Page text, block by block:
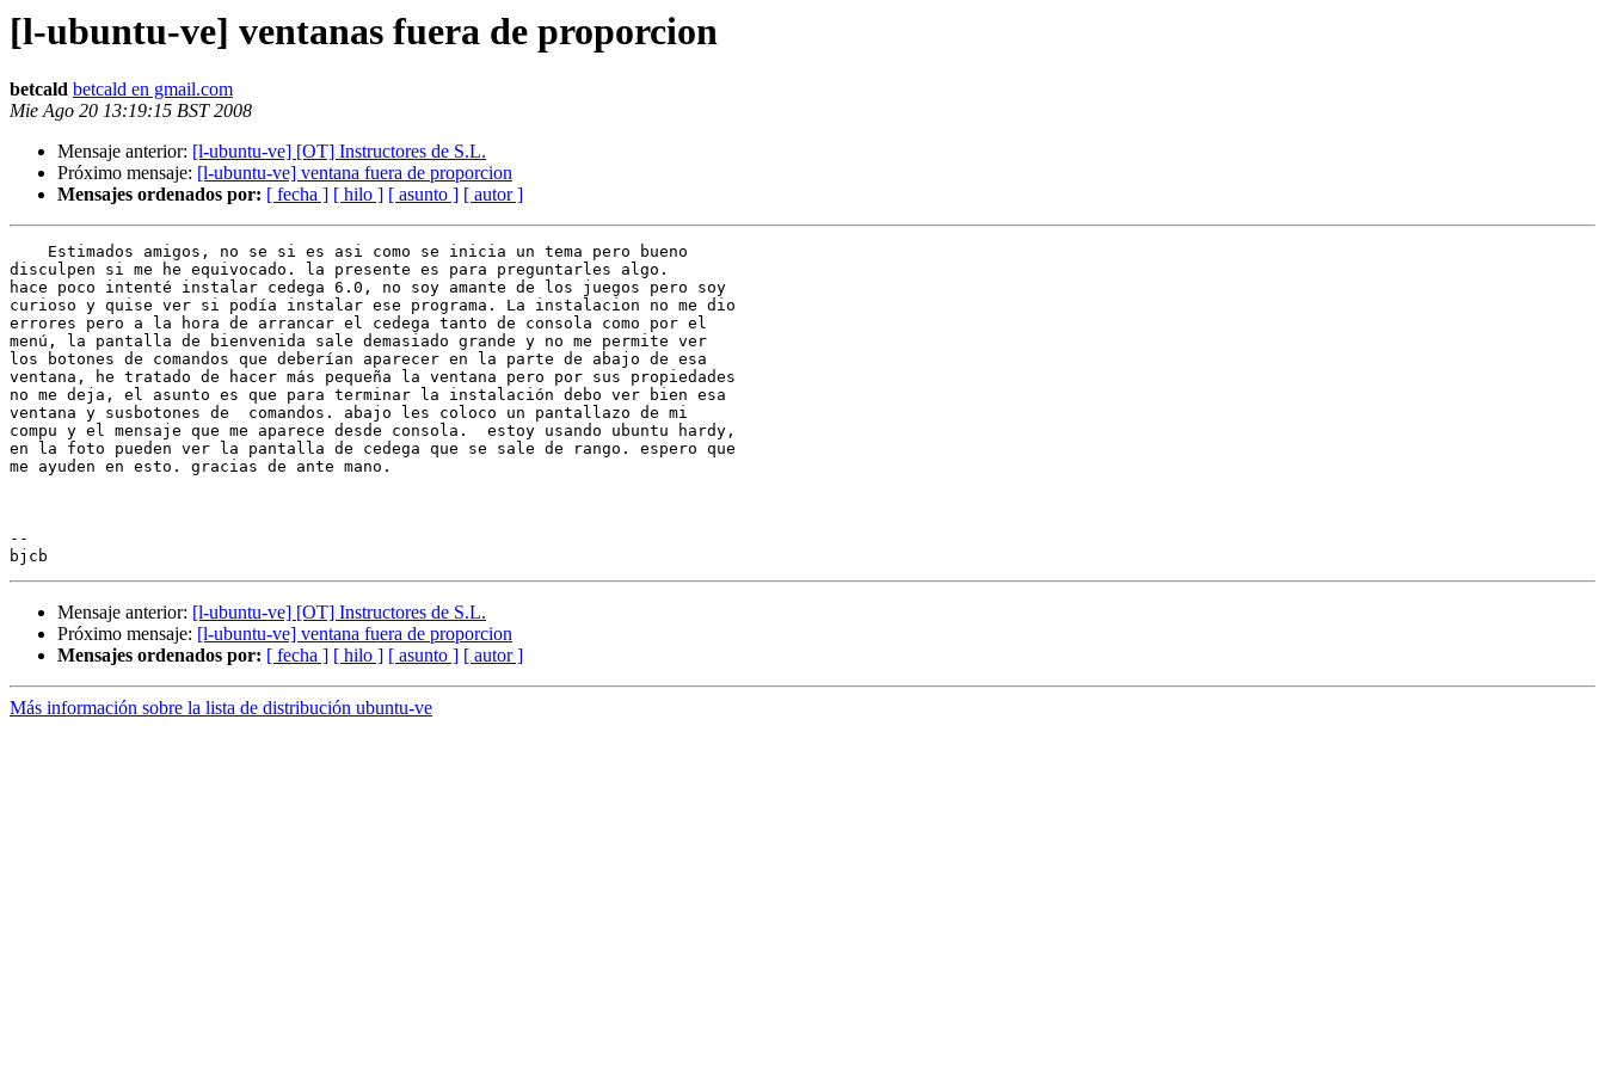
[l-ubuntu-ve] ventanas fuera de proporcion
betcald betcald en gmail.com
Mie Ago 20 13:19:15 BST 2008
Mensaje anterior: [l-ubuntu-ve] [OT] Instructores de S.L.
Próximo mensaje: [l-ubuntu-ve] ventana fuera de proporcion
Mensajes ordenados por: [ fecha ] [ hilo ] [ asunto ] [ autor ]
    Estimados amigos, no se si es asi como se inicia un tema pero bueno
disculpen si me he equivocado. la presente es para preguntarles algo.
hace poco intenté instalar cedega 6.0, no soy amante de los juegos pero soy
curioso y quise ver si podía instalar ese programa. La instalacion no me dio
errores pero a la hora de arrancar el cedega tanto de consola como por el
menú, la pantalla de bienvenida sale demasiado grande y no me permite ver
los botones de comandos que deberían aparecer en la parte de abajo de esa
ventana, he tratado de hacer más pequeña la ventana pero por sus propiedades
no me deja, el asunto es que para terminar la instalación debo ver bien esa
ventana y susbotones de  comandos. abajo les coloco un pantallazo de mi
compu y el mensaje que me aparece desde consola.  estoy usando ubuntu hardy,
en la foto pueden ver la pantalla de cedega que se sale de rango. espero que
me ayuden en esto. gracias de ante mano.
--
Mensaje anterior: [l-ubuntu-ve] [OT] Instructores de S.L.
Próximo mensaje: [l-ubuntu-ve] ventana fuera de proporcion
Mensajes ordenados por: [ fecha ] [ hilo ] [ asunto ] [ autor ]
Más información sobre la lista de distribución ubuntu-ve